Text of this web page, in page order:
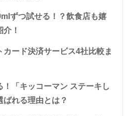
ずつ試せる！？飲食店も嬉
！
ード決済サービス4社比較ま
！「キッコーマン ステーキし
ばれる理由とは？